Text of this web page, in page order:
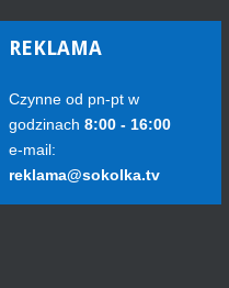
REKLAMA
Czynne od pn-pt w
godzinach 8:00 - 16:00
e-mail:
reklama@sokolka.tv